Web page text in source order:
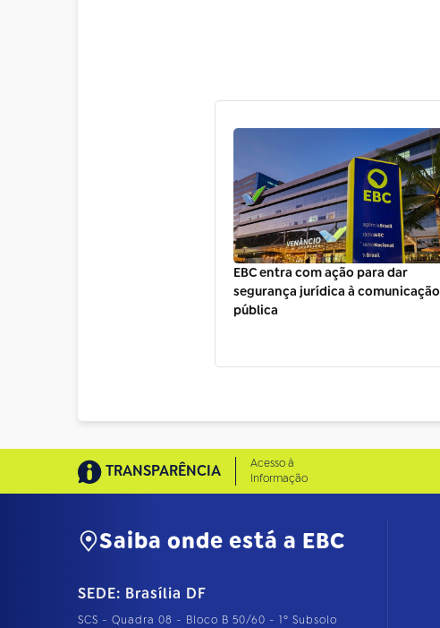
EBC entra com ação para dar
segurança jurídica à comunicação
pública
TRANSPARÊNCIA
Acesso à
Informação
Saiba onde está a EBC
SEDE: Brasília DF
SCS - Quadra 08 - Bloco B 50/60 - 1º Subsolo